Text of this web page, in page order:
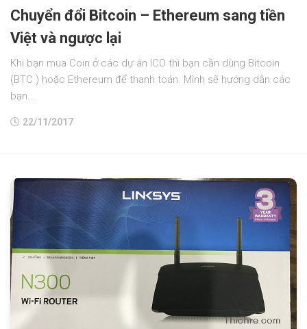
Chuyển đổi Bitcoin – Ethereum sang tiền
Việt và ngược lại
Khi bạn mua Coin ở các dự án ICO thì bạn cần dùng Bitcoin
(BTC ) hoặc Ethereum để thanh toán. Mình sẽ hướng dẫn các
bạn...
22/11/2017